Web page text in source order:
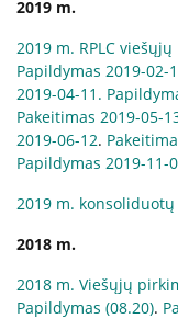
2019 m.
2019 m. RPLC
Papildymas 2019-02-
2019-04-11.
Pakeitimas 2019-05-
2019-06-12.
Papildymas 2019-11-
2019 m.
2018 m.
2018 m. Viešųjų
Papildymas (08.20).